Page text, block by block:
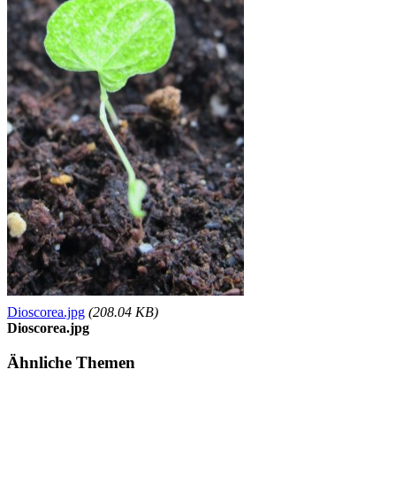
Dioscorea.jpg (208.04 KB)
Dioscorea.jpg
Ähnliche Themen